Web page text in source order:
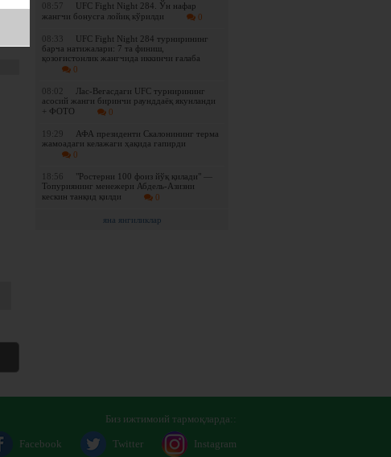
08:57
UFC Fight Night 284. Ўн нафар
жангчи бонусга лойиқ кўрилди
0
08:33
UFC Fight Night 284 турнирининг
барча натижалари: 7 та финиш,
қозоғистонлик жангчида иккинчи ғалаба
0
08:02
Лас-Вегасдаги UFC турнирининг
асосий жанги биринчи раунддаёқ якунланди
+ ФОТО
0
19:29
АФА президенти Скалонининг терма
жамоадаги келажаги ҳақида гапирди
0
18:56
"Ростерни 100 фоиз йўқ қилади" —
Топуриянинг менежери Абдель-Азизни
кескин танқид қилди
0
яна янгиликлар
Биз ижтимоий тармоқларда::
Facebook Twitter Instagram